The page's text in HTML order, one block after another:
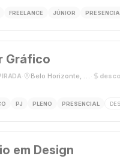
FREELANCE JÚNIOR
Gráfico
Belo Horizonte, MG, Brasil
PJ PLENO PRESENCIAL
em Design